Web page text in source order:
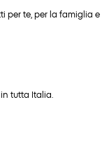
per te, per la famiglia e
tutta Italia.